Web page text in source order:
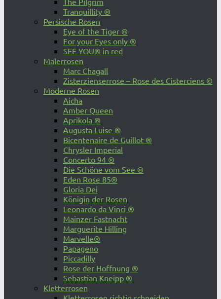
Tranquillity ®
Persische Rosen
Eye of the Tiger ®
For your Eyes only ®
SEE YOU® in red
Malerrosen
Marc Chagall
Zisterzienserrose – Rose des Cisterciens ©
Moderne Rosen
Aicha
Amber Queen
Aprikola ®
Augusta Luise ®
Bicentenaire de Guillot ®
Chrysler Imperial
Concerto 94 ®
Die Schöne vom See ®
Eden Rose 85®
Gloria Dei
Königin der Rosen
Leonardo da Vinci ®
Mainzer Fastnacht
Marguerite Hilling
Marvelle®
Papageno
Piccadilly
Rose der Hoffnung ®
Sebastian Kneipp ®
Kletterrosen